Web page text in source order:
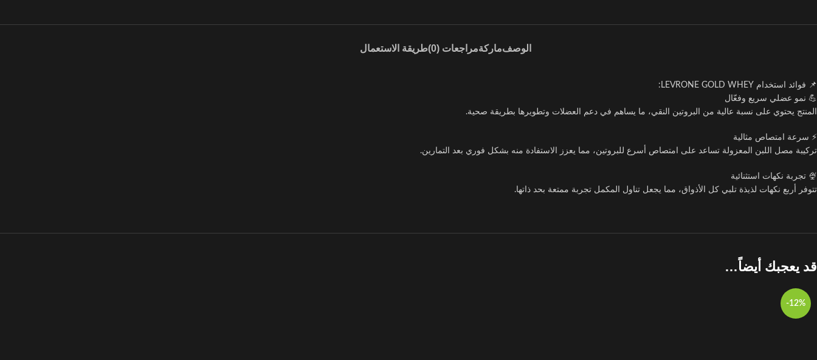
الوصفماركةمراجعات (0) طريقة الاستعمال
📌 فوائد استخدام LEVRONE GOLD WHEY:
💪 نمو عضلي سريع وفعّال
المنتج يحتوي على نسبة عالية من البروتين النقي، ما يساهم في دعم العضلات وتطويرها بطريقة صحية.
⚡ سرعة امتصاص مثالية
تركيبة مصل اللبن المعزولة تساعد على امتصاص أسرع للبروتين، مما يعزز الاستفادة منه بشكل فوري بعد التمارين.
🍨 تجربة نكهات استثنائية
تتوفر أربع نكهات لذيذة تلبي كل الأذواق، مما يجعل تناول المكمل تجربة ممتعة بحد ذاتها.
قد يعجبك أيضاً…
-12%